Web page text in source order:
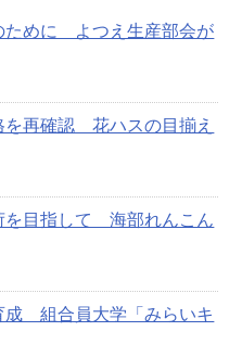
ために よつえ生産部会が
を再確認 花ハスの目揃え
を目指して 海部れんこん
成 組合員大学「みらいキ